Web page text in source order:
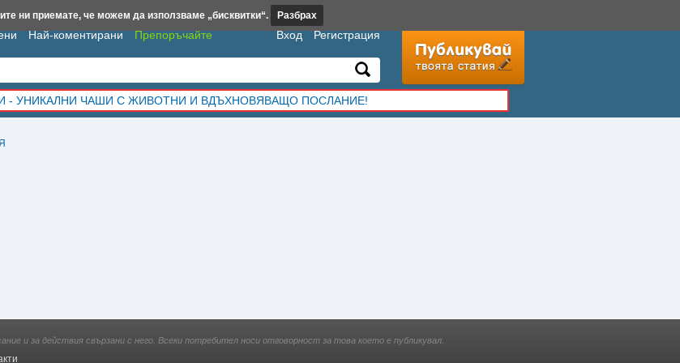
Най-коментирани Препоръчайте Вход Регистрация
- УНИКАЛНИ ЧАШИ С ЖИВОТНИ И ВДЪХНОВЯВАЩО ПОСЛАНИЕ!
и за действия свързани с него. Всеки потребител носи отговорност за това което е публикувал.
ни приемате, че можем да използваме „бисквитки“. Разбрах